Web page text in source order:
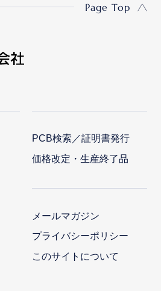
Page Top
PCB検索／証明書発行
価格改定・生産終了品
メールマガジン
プライバシーポリシー
このサイトについて